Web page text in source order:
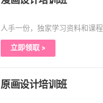
人手一份，独家学习资料和课程
立即领取 >
原画设计培训班